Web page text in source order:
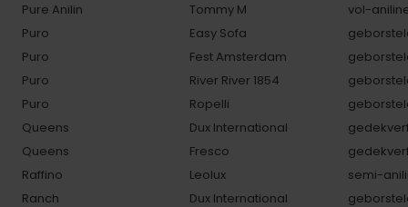
Pure Anilin
Tommy M
vol-
Puro
Easy Sofa
Puro
Fest Amsterdam
Puro
River River 1854
Puro
Ropelli
Queens
Dux International
Queens
Fresco
Raffino
Leolux
semi-
Ranch
Dux International